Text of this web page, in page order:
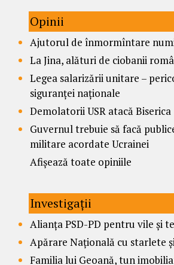
Opinii
Ajutorul de înmormîntare
La Jina, alături de ciobanii
Legea salarizării unitare –
siguranței naționale
Demolatorii USR atacă Biserica
Guvernul trebuie să facă
militare acordate Ucrainei
Afișează toate opiniile
Investigații
Alianța PSD-PD pentru vile și
Apărare Națională cu starlete
Familia lui Geoană, tun